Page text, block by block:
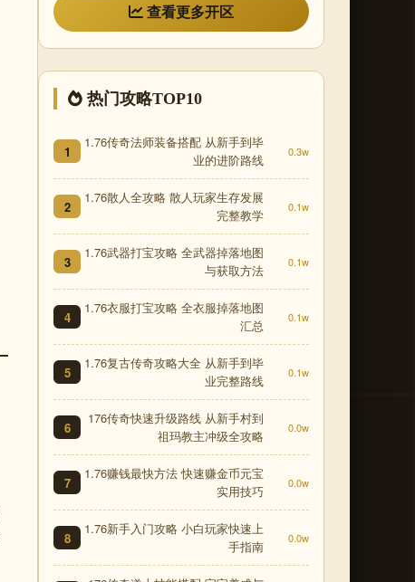
查看更多开区
热门攻略TOP10
1
1.76传奇法师装备搭配 从新手到毕
业的进阶路线
0.3w
2
1.76散人全攻略 散人玩家生存发展
完整教学
0.1w
3
1.76武器打宝攻略 全武器掉落地图
与获取方法
0.1w
4
1.76衣服打宝攻略 全衣服掉落地图
汇总
0.1w
5
1.76复古传奇攻略大全 从新手到毕
业完整路线
0.1w
6
176传奇快速升级路线 从新手村到
祖玛教主冲级全攻略
0.0w
7
1.76赚钱最快方法 快速赚金币元宝
实用技巧
0.0w
8
1.76新手入门攻略 小白玩家快速上
手指南
0.0w